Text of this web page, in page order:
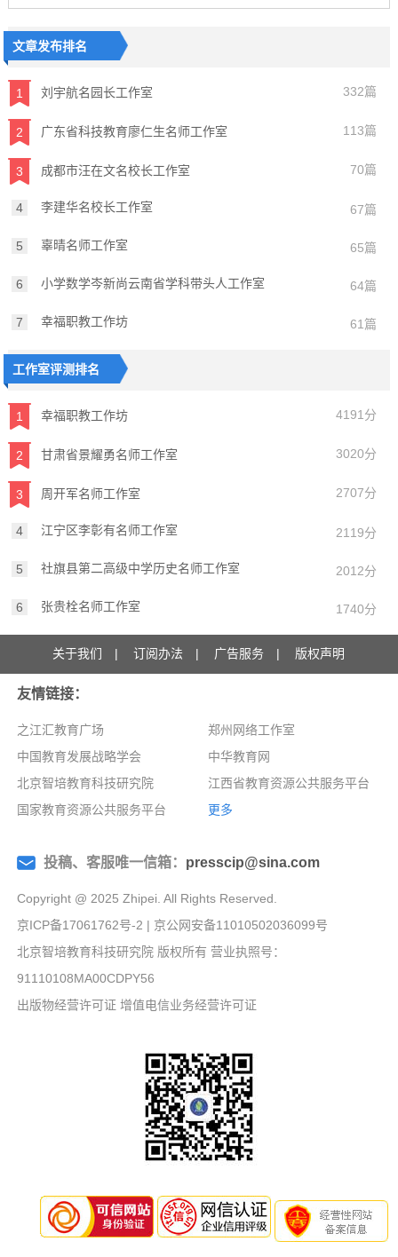
文章发布排名
332篇
1 刘宇航名园长工作室
113篇
2 广东省科技教育廖仁生名师工作室
70篇
3 成都市汪在文名校长工作室
67篇
4 李建华名校长工作室
65篇
5 辜晴名师工作室
64篇
6 小学数学岑新尚云南省学科带头人工作室
61篇
7 幸福职教工作坊
工作室评测排名
4191分
1 幸福职教工作坊
3020分
2 甘肃省景耀勇名师工作室
2707分
3 周开军名师工作室
2119分
4 江宁区李彰有名师工作室
2012分
5 社旗县第二高级中学历史名师工作室
1740分
6 张贵栓名师工作室
关于我们 | 订阅办法 | 广告服务 | 版权声明
友情链接：
之江汇教育广场
郑州网络工作室
中国教育发展战略学会
中华教育网
北京智培教育科技研究院
江西省教育资源公共服务平台
国家教育资源公共服务平台
更多
投稿、客服唯一信箱： presscip@sina.com
Copyright @ 2025 Zhipei. All Rights Reserved.
京ICP备17061762号-2 | 京公网安备11010502036099号
北京智培教育科技研究院 版权所有 营业执照号：
91110108MA00CDPY56
出版物经营许可证 增值电信业务经营许可证